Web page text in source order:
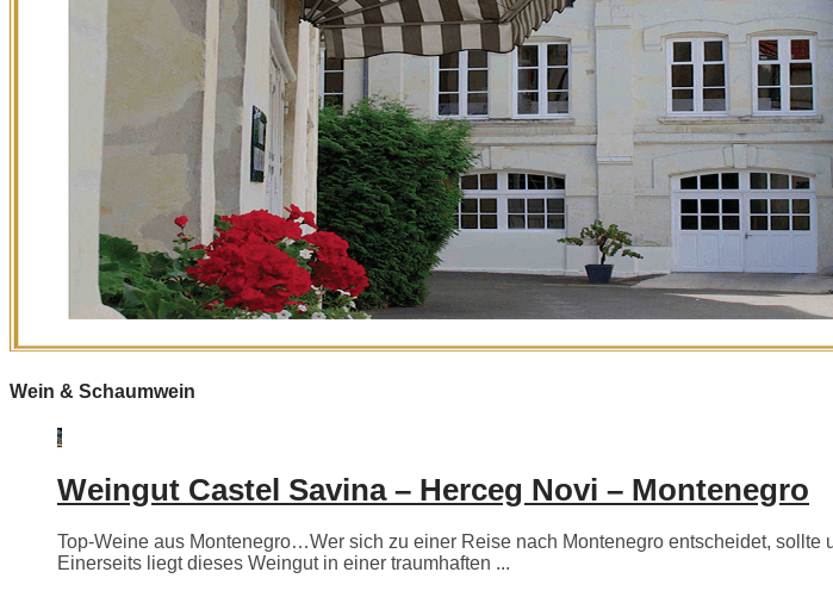
Wein & Schaumwein
Weingut Castel Savina – Herceg Novi – Montenegro
Top-Weine aus Montenegro…Wer sich zu einer Reise nach Montenegro entscheidet,
Einerseits liegt dieses Weingut in einer traumhaften ...